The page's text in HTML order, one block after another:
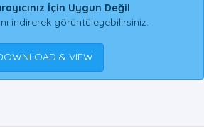
İçin Uygun Değil
indirerek görüntüleyebilirsiniz.
& VIEW